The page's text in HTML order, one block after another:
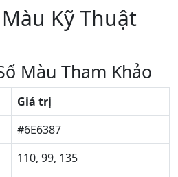
Kỹ Thuật
Màu Tham Khảo
Giá trị
#6E6387
110, 99, 135